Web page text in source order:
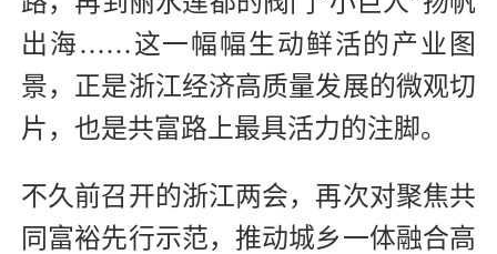
出海……这一幅幅生动鲜活的产业图
景，正是浙江经济高质量发展的微观切
片，也是共富路上最具活力的注脚。
不久前召开的浙江两会，再次对聚焦共
同富裕先行示范，推动城乡一体融合高